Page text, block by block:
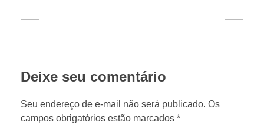
m
a
Deixe seu comentário
Seu endereço de e-mail não será publicado. Os
campos obrigatórios estão marcados *